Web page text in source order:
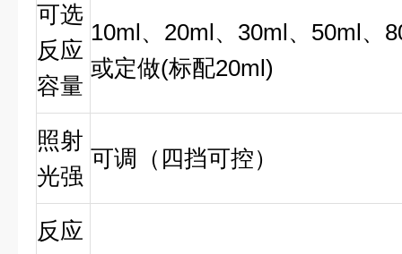
可选
反应
容量
10ml、20ml、30ml、50ml、
或定做(标配20ml)
照射
光强
可调（ 四挡可控）
反应